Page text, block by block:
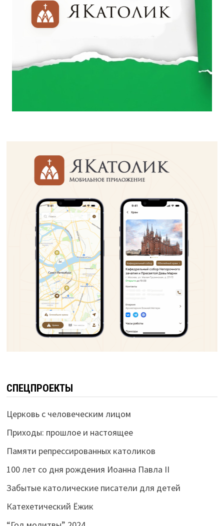
СПЕЦПРОЕКТЫ
Церковь с человеческим лицом
Приходы: прошлое и настоящее
Памяти репрессированных католиков
100 лет со дня рождения Иоанна Павла II
Забытые католические писатели для детей
Катехетический Ёжик